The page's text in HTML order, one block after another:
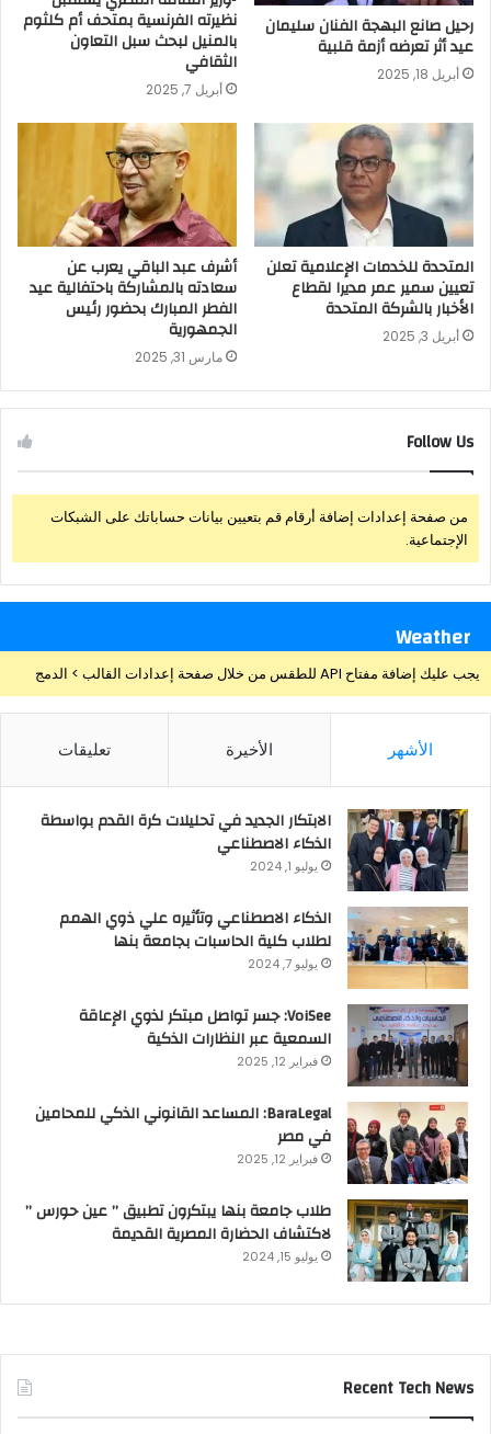
رحيل صانع البهجة الفنان سليمان
عيد أثر تعرضه أزمة قلبية
أبريل 18, 2025
نظيرته الفرنسية بمتحف أم كلثوم
بالمنيل لبحث سبل التعاون
الثقافي
أبريل 7, 2025
المتحدة للخدمات الإعلامية تعلن
تعيين سمير عمر مديرا لقطاع
الأخبار بالشركة المتحدة
أبريل 3, 2025
أشرف عبد الباقي يعرب عن
سعادته بالمشاركة باحتفالية عيد
الفطر المبارك بحضور رئيس
الجمهورية
مارس 31, 2025
Follow Us
من صفحة إعدادات إضافة أرقام قم بتعيين بيانات حساباتك على الشبكات
الإجتماعية.
Weather
يجب عليك إضافة مفتاح API للطقس من خلال صفحة إعدادات القالب > الدمج
الأشهر الأخيرة تعليقات
الابتكار الجديد في تحليلات كرة القدم بواسطة
الذكاء الاصطناعي
يوليو 1, 2024
الذكاء الاصطناعي وتأثيره علي ذوي الهمم
لطلاب كلية الحاسبات بجامعة بنها
يوليو 7, 2024
VoiSee: جسر تواصل مبتكر لذوي الإعاقة
السمعية عبر النظارات الذكية
فبراير 12, 2025
BaraLegal: المساعد القانوني الذكي للمحامين
في مصر
فبراير 12, 2025
طلاب جامعة بنها يبتكرون تطبيق ” عين حورس ”
لاكتشاف الحضارة المصرية القديمة
يوليو 15, 2024
Recent Tech News